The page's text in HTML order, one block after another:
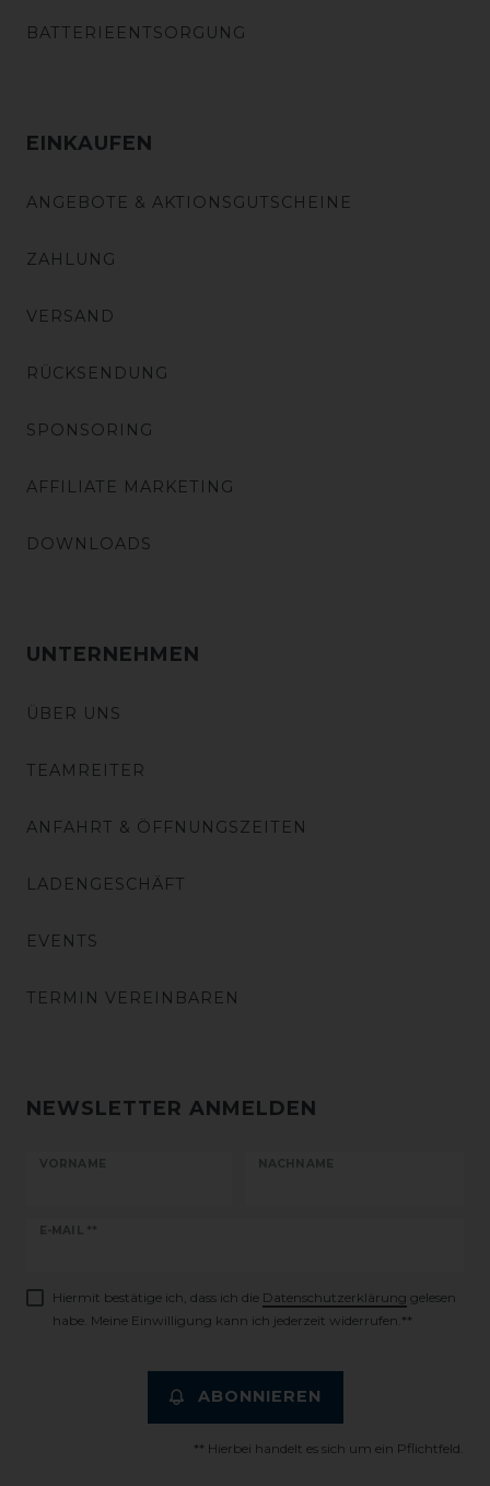
BATTERIEENTSORGUNG
EINKAUFEN
ANGEBOTE & AKTIONSGUTSCHEINE
ZAHLUNG
VERSAND
RÜCKSENDUNG
SPONSORING
AFFILIATE MARKETING
DOWNLOADS
UNTERNEHMEN
ÜBER UNS
TEAMREITER
ANFAHRT & ÖFFNUNGSZEITEN
LADENGESCHÄFT
EVENTS
TERMIN VEREINBAREN
NEWSLETTER ANMELDEN
VORNAME NACHNAME
E-MAIL **
Newsletter
Hiermit bestätige ich, dass ich die Daten­schutz­erklärung gelesen
habe. Meine Einwilligung kann ich jederzeit widerrufen.**
ABONNIEREN
** Hierbei handelt es sich um ein Pflichtfeld.